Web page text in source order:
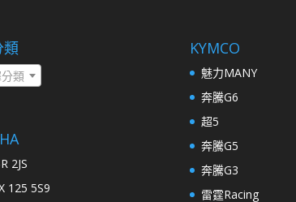
類
類
2JS
125 5S9
KYMCO
魅力MANY
奔騰G6
超5
奔騰G5
奔騰G3
雷霆Racing